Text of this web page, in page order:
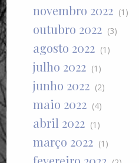
novembro 2022 (1)
outubro 2022 (3)
agosto 2022 (1)
julho 2022 (1)
junho 2022 (2)
maio 2022 (4)
abril 2022 (1)
março 2022 (1)